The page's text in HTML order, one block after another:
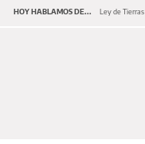
HOY HABLAMOS DE... Ley de Tierras